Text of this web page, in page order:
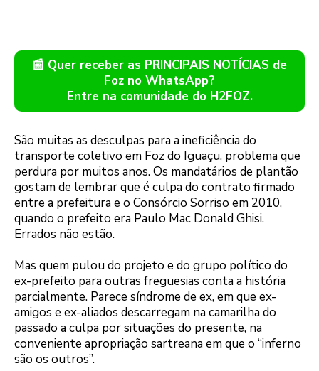
📰 Quer receber as PRINCIPAIS NOTÍCIAS de
Foz no WhatsApp?
Entre na comunidade do H2FOZ.
São muitas as desculpas para a ineficiência do
transporte coletivo em Foz do Iguaçu, problema que
perdura por muitos anos. Os mandatários de plantão
gostam de lembrar que é culpa do contrato firmado
entre a prefeitura e o Consórcio Sorriso em 2010,
quando o prefeito era Paulo Mac Donald Ghisi.
Errados não estão.
Mas quem pulou do projeto e do grupo político do
ex-prefeito para outras freguesias conta a história
parcialmente. Parece síndrome de ex, em que ex-
amigos e ex-aliados descarregam na camarilha do
passado a culpa por situações do presente, na
conveniente apropriação sartreana em que o “inferno
são os outros”.